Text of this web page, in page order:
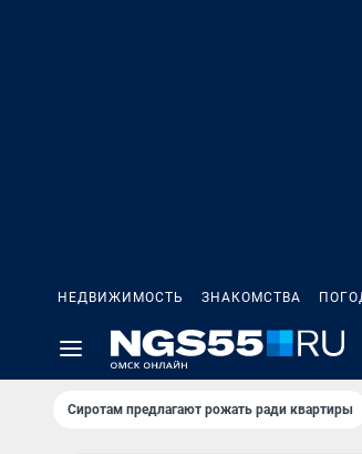
НЕДВИЖИМОСТЬ ЗНАКОМСТВА
Сиротам предлагают рожать ради квартиры